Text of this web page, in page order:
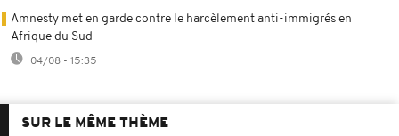
Amnesty met en garde contre le harcèlement anti-immigrés en
Afrique du Sud
04/08 - 15:35
SUR LE MÊME THÈME